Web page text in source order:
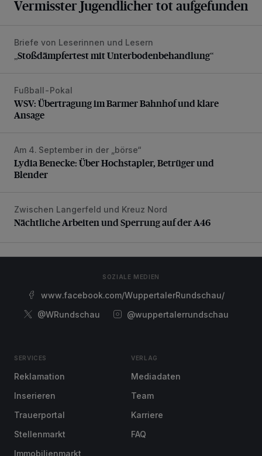
Vermisster Jugendlicher tot aufgefunden
„Stoßdämpfertest mit Unterbodenbehandlung“
Briefe von Leserinnen und Lesern
„Stoßdämpfertest mit Unterbodenbehandlung“
WSV: Übertragung im Barmer Bahnhof und klare Ansage
Fußball-Pokal
WSV: Übertragung im Barmer Bahnhof und klare
Ansage
Lydia Benecke: Über Hochstapler, Betrüger und Blender
Am 4. September in der „börse“
Lydia Benecke: Über Hochstapler, Betrüger und
Blender
Nächtliche Arbeiten und Sperrung auf der A46
Zwischen Langerfeld und Kreuz Nord
Nächtliche Arbeiten und Sperrung auf der A46
SOZIALE MEDIEN
www.facebook.com/WuppertalerRundschau/
@WRundschau
@wuppertalerrundschau
SERVICES
Reklamation
Inserieren
Trauerportal
Stellenmarkt
Immobilienmarkt
VERLAG
Mediadaten
Team
Karriere
FAQ